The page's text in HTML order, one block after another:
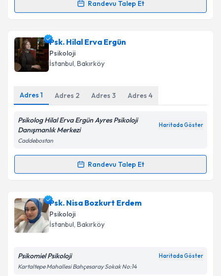
Randevu Talep Et
Randevu Takvimi Talebi
Psk. Büşra Kulüpiçin randevu takvimi talebi oluşturun.
Size bu uzmandan randevu almanız için bir takvim
hazırlandığında e-posta ile bilgilendireceğiz.
Kişisel verilerimin işlenmesine ilişkin
Aydınlatma
Metni
Psk. Hilal Erva Ergün
Psikoloji
İstanbul, Bakırköy
Adres 1 Adres 2 Adres 3 Adres 4
Psikolog Hilal Erva Ergün Ayres Psikoloji
Danışmanlık Merkezi
Haritada Göster
Caddebostan
Randevu Talep Et
Randevu Takvimi Talebi
Psk. Hilal Erva Ergüniçin randevu takvimi talebi
oluşturun. Size bu uzmandan randevu almanız için bir
takvim hazırlandığında e-posta ile bilgilendireceğiz.
Psk. Nisa Bozkurt Erdem
Psikoloji
İstanbul, Bakırköy
Psikomiel Psikoloji Haritada Göster
Kartaltepe Mahallesi Bahçesaray Sokak No:14